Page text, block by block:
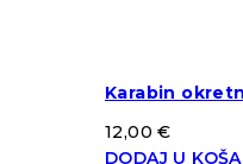
Karabin
12,00€
DODAJ U